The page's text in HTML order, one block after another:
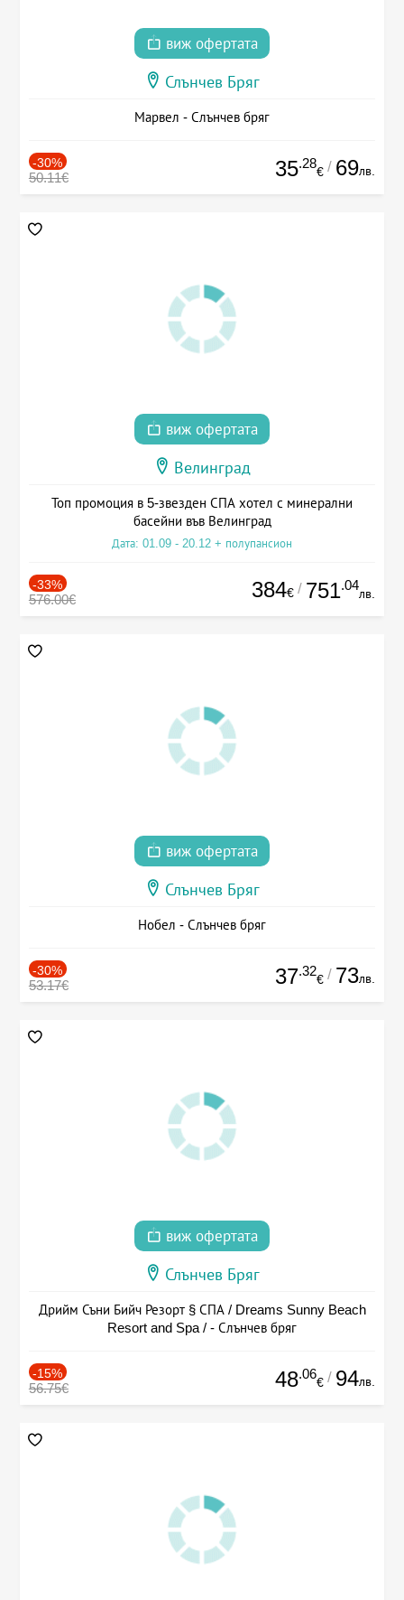
виж офертата
Слънчев Бряг
Марвел - Слънчев бряг
-30%
50.11€ 35.28
€ / 69лв.
виж офертата
Велинград
Топ промоция в 5-звезден СПА хотел с минерални
басейни във Велинград
Дата: 01.09 - 20.12 + полупансион
-33%
576.00€ 384€ / 751.04
лв.
виж офертата
Слънчев Бряг
Нобел - Слънчев бряг
-30%
53.17€ 37.32
€ / 73лв.
виж офертата
Слънчев Бряг
Дрийм Съни Бийч Резорт § СПА / Dreams Sunny Beach
Resort and Spa / - Слънчев бряг
-15%
56.75€ 48.06
€ / 94лв.